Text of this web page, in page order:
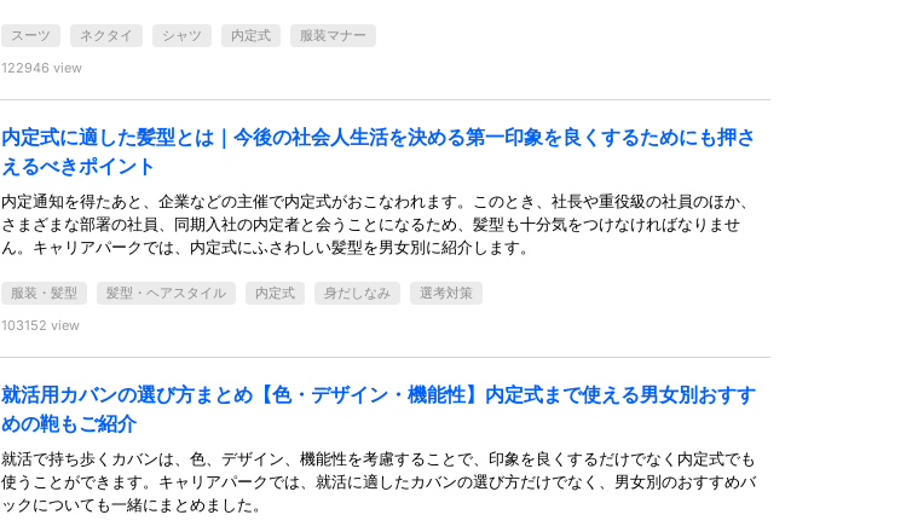
スーツ ネクタイ シャツ 内定式
服装マナー
122946 view
内定式に適した髪型とは｜今後の社会人生活を決める第一印象を良くするためにも押さ
えるべきポイント
内定通知を得たあと、企業などの主催で内定式がおこなわれます。このとき、社長や重役級の社員のほか、
さまざまな部署の社員、同期入社の内定者と会うことになるため、髪型も十分気をつけなければなりませ
ん。キャリアパークでは、内定式にふさわしい髪型を男女別に紹介します。
服装・髪型 髪型・ヘアスタイル 内定式 身だしなみ
選考対策
103152 view
就活用カバンの選び方まとめ【色・デザイン・機能性】内定式まで使える男女別おすす
めの鞄もご紹介
就活で持ち歩くカバンは、色、デザイン、機能性を考慮することで、印象を良くするだけでなく内定式でも
使うことができます。キャリアパークでは、就活に適したカバンの選び方だけでなく、男女別のおすすめバ
ックについても一緒にまとめました。